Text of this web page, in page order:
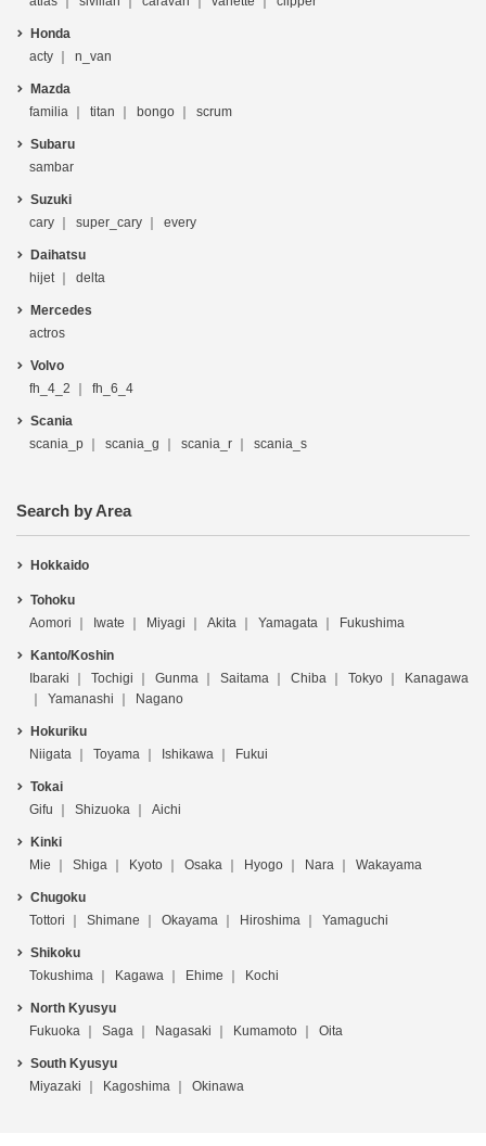
Honda
acty
n_van
Mazda
familia
titan bongo scrum
Subaru
sambar
Suzuki
cary
super_cary every
Daihatsu
hijet
delta
Mercedes
actros
Volvo
fh_4_2
fh_6_4
Scania
scania_p
scania_g scania_r scania_s
Search by Area
Hokkaido
Tohoku
Aomori
Iwate Miyagi Akita Yamagata Fukushima
Kanto/Koshin
Ibaraki
Tochigi Gunma Saitama Chiba Tokyo
Kanagawa
Yamanashi
Nagano
Hokuriku
Niigata
Toyama Ishikawa Fukui
Tokai
Gifu
Shizuoka Aichi
Kinki
Mie
Shiga Kyoto Osaka Hyogo Nara Wakayama
Chugoku
Tottori
Shimane Okayama Hiroshima Yamaguchi
Shikoku
Tokushima
Kagawa Ehime Kochi
North Kyusyu
Fukuoka
Saga Nagasaki Kumamoto Oita
South Kyusyu
Miyazaki
Kagoshima Okinawa